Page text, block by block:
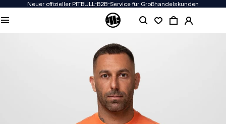
Neuer offizieller PITBULL-B2B-Service für Großhandelskunden